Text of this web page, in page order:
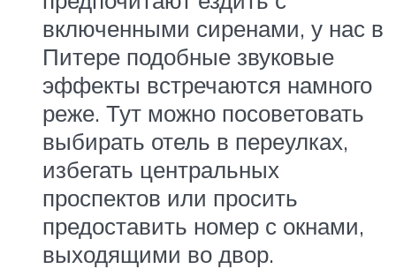
включенными сиренами, у нас в
Питере подобные звуковые
эффекты встречаются намного
реже. Тут можно посоветовать
выбирать отель в переулках,
избегать центральных
проспектов или просить
предоставить номер с окнами,
выходящими во двор.